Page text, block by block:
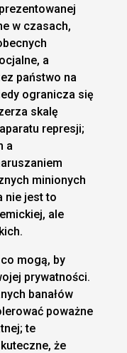
w czasach,
a
państwo na
ogranicza się
skalę
represji;
a
minionych
nie jest to
ale
mogą, by
prywatności.
banałów
poważne
te
że